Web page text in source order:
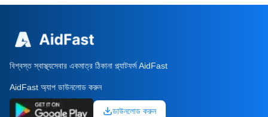
বিশ্বস্ত স্বাস্থ্যসেবার একমাত্র ঠিকানা প্ল্যাটফর্ম AidFast
AidFast অ্যাপ ডাউনলোড করুন
ডাউনলোড করুন